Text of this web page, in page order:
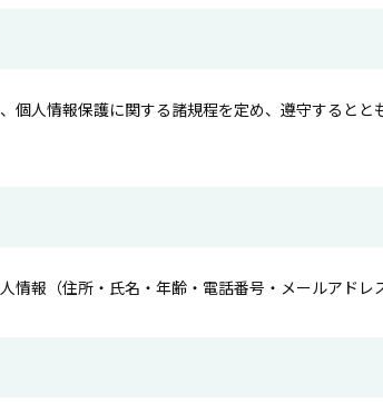
個人情報保護に関する諸規程を定め、遵守すると
情報（住所・氏名・年齢・電話番号・メールアドレ